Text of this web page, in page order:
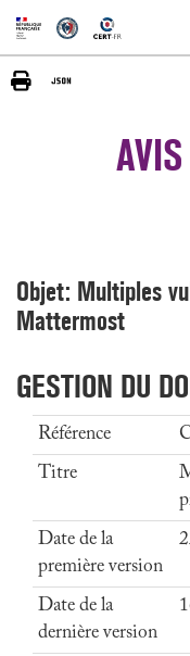
Objet: Multiples
Mattermost
GESTION DU
Référence
Titre
Date de la
première version
Date de la
dernière version